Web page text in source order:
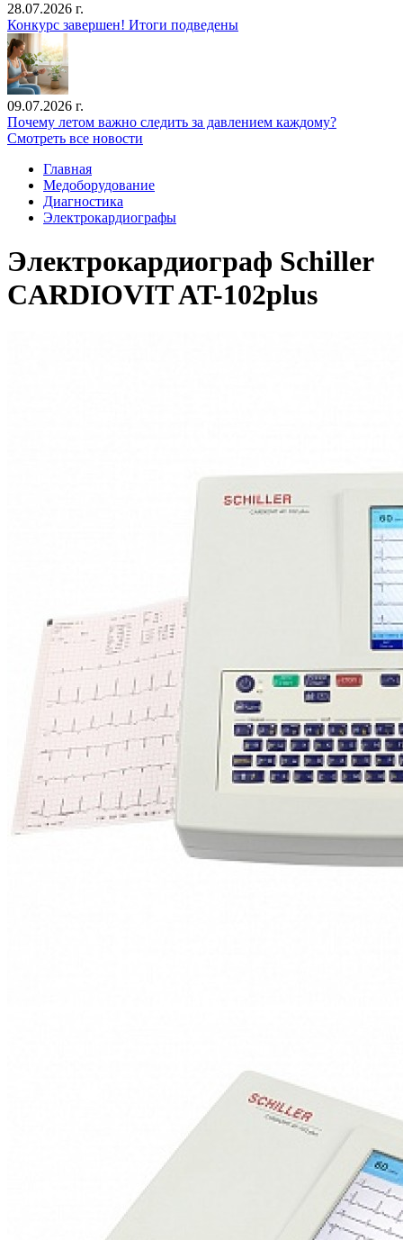
28.07.2026 г.
Конкурс завершен! Итоги подведены
09.07.2026 г.
Почему летом важно следить за давлением каждому?
Смотреть все новости
Главная
Медоборудование
Диагностика
Электрокардиографы
Электрокардиограф Schiller
CARDIOVIT AT-102plus